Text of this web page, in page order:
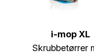
i-mop XL
Skrubbetørrer